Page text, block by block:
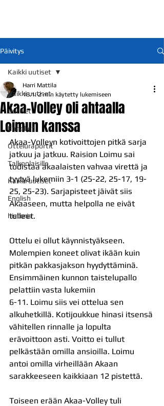
Päivitys
Kaikki uutiset
Uutiset
Ennakot
Otteluraportit
Talkoolaisille
Kaikki uutiset
English
historia
Kaikki uutiset
Akaa-Volley oli ahtaalla
Loimun kanssa
Harri Mattila
18.1. 2 min käytetty lukemiseen
Akaa-Volleyn kotivoittojen pitkä sarja
jatkuu ja jatkuu. Raision Loimu sai
todistaa akaalaisten vahvaa virettä ja
tyytyä lukemiin 3-1 (25-22, 25-17, 19-
25, 25-23). Sarjapisteet jäivät siis
Akaaseen, mutta helpolla ne eivät
tulleet.
Ottelu ei ollut käynnistyäkseen.
Molempien koneet olivat ikään kuin
pitkän pakkasjakson hyydyttäminä.
Ensimmäinen kunnon taistelupallo
pelattiin vasta lukemiin
6-11. Loimu siis vei ottelua sen
alkuhetkillä. Kotijoukkue hinasi itsensä
vähitellen rinnalle ja lopulta
erävoittoon asti. Voitto ei tullut
pelkästään omilla ansioilla. Loimu
antoi omilla virheillään Akaan
sarakkeeseen kaikkiaan 12 pistettä.
Toiseen erään Akaa-Volley tuli